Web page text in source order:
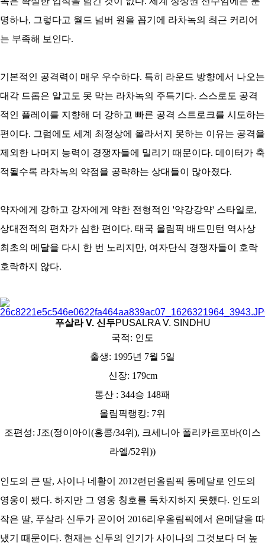
명하나, 그렇다고 월드 넘버 원을 꼽기에 라차녹의 최근 커리어
는 부족해 보인다.
기본적인 공격력이 매우 우수하다. 특히 라운드 방향에서 나오는
대각 드롭은 알고도 못 막는 라차녹의 주특기다. 스스로도 공격
적인 플레이를 지향해 더 강하고 빠른 공격 스트로크를 시도하는
편이다. 그럼에도 세계 최정상에 올라서지 못하는 이유는 공격을
제외한 나머지 능력이 경쟁자들에 밀리기 때문이다. 데이터가 축
적될수록 라차녹의 약점을 공략하는 상대들이 많아졌다.
약자에게 강하고 강자에게 약한 전형적인 '약강강약' 스타일로,
상대전적의 편차가 심한 편이다. 태국 올림픽 배드민턴 역사상
최초의 메달을 다시 한 번 노리지만, 여자단식 경쟁자들이 호락
호락하지 않다.
푸살라 V. 신두PUSALRA V. SINDHU
국적: 인도
출생: 1995년 7월 5일
신장: 179cm
통산 : 344승 148패
올림픽랭킹: 7위
조편성: J조(정이아이(홍콩/34위), 크세니아 폴리카르포바(이스
라엘/52위))
인도의 큰 딸, 사이나 네활이 2012런던올림픽 동메달로 인도의
영웅이 됐다. 하지만 그 영웅 칭호를 독차지하지 못했다. 인도의
작은 딸, 푸살라 신두가 곧이어 2016리우올림픽에서 은메달을 따
냈기 때문이다. 현재는 신두의 인기가 사이나의 그것보다 더 높